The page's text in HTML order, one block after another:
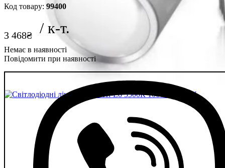
99400
3 468₴
Повідомити при наявності